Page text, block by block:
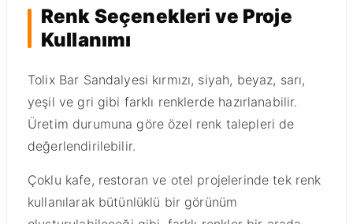
Renk Seçenekleri ve Proje
Kullanımı
Tolix Bar Sandalyesi kırmızı, siyah, beyaz, sarı,
yeşil ve gri gibi farklı renklerde hazırlanabilir.
Üretim durumuna göre özel renk talepleri de
değerlendirilebilir.
Çoklu kafe, restoran ve otel projelerinde tek renk
kullanılarak bütünlüklü bir görünüm